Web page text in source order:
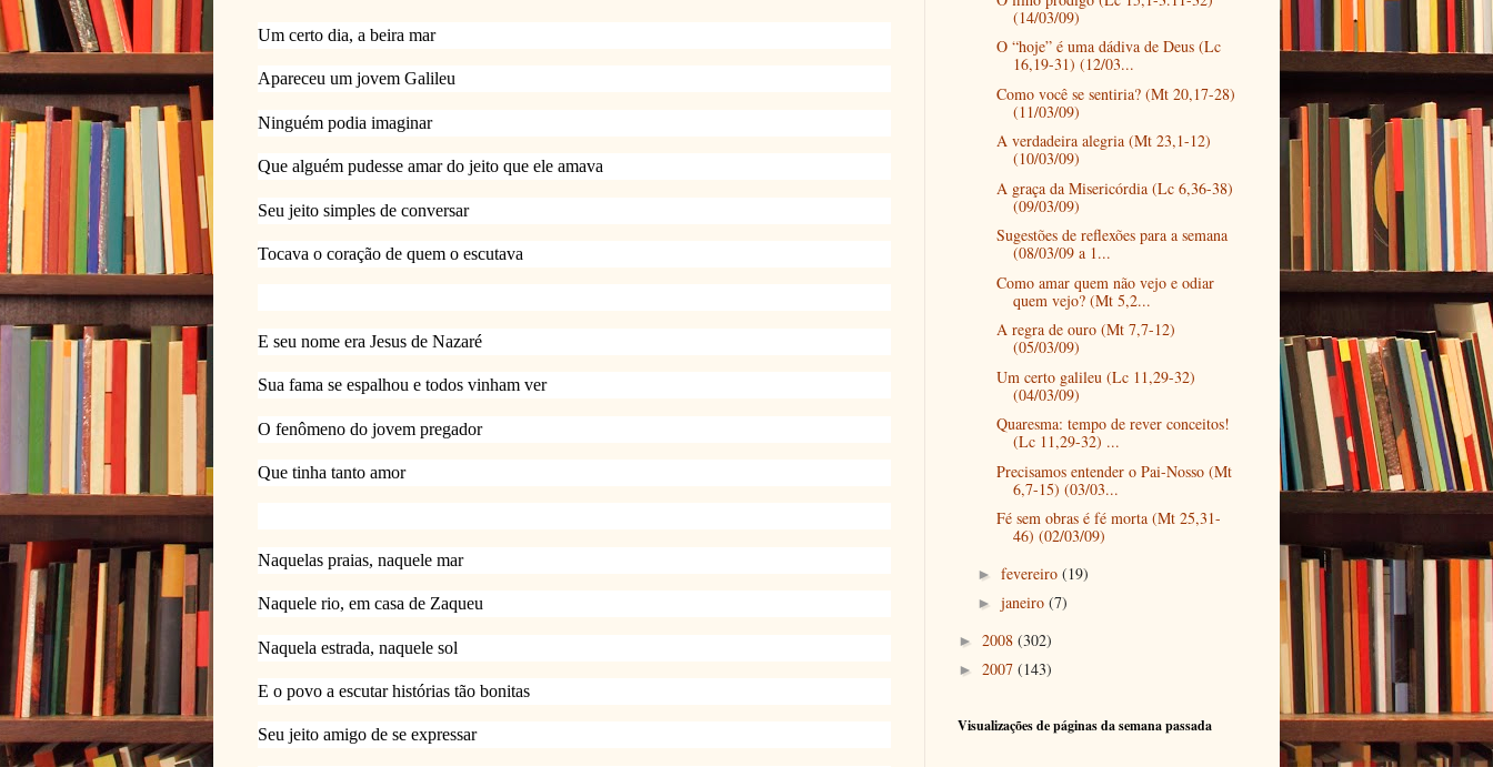
Um certo dia, a beira mar
Apareceu um jovem Galileu
Ninguém podia imaginar
Que alguém pudesse amar do jeito que ele amava
Seu jeito simples de conversar
Tocava o coração de quem o escutava
E seu nome era Jesus de Nazaré
Sua fama se espalhou e todos vinham ver
O fenômeno do jovem pregador
Que tinha tanto amor
Naquelas praias, naquele mar
Naquele rio, em casa de Zaqueu
Naquela estrada, naquele sol
E o povo a escutar histórias tão bonitas
Seu jeito amigo de se expressar
(14/03/09)
O “hoje” é uma dádiva de Deus (Lc
16,19-31) (12/03...
Como você se sentiria? (Mt 20,17-28)
(11/03/09)
A verdadeira alegria (Mt 23,1-12)
(10/03/09)
A graça da Misericórdia (Lc 6,36-38)
(09/03/09)
Sugestões de reflexões para a semana
(08/03/09 a 1...
Como amar quem não vejo e odiar
quem vejo? (Mt 5,2...
A regra de ouro (Mt 7,7-12)
(05/03/09)
Um certo galileu (Lc 11,29-32)
(04/03/09)
Quaresma: tempo de rever conceitos!
(Lc 11,29-32) ...
Precisamos entender o Pai-Nosso (Mt
6,7-15) (03/03...
Fé sem obras é fé morta (Mt 25,31-
46) (02/03/09)
► fevereiro (19)
► janeiro (7)
► 2008 (302)
► 2007 (143)
Visualizações de páginas da semana passada